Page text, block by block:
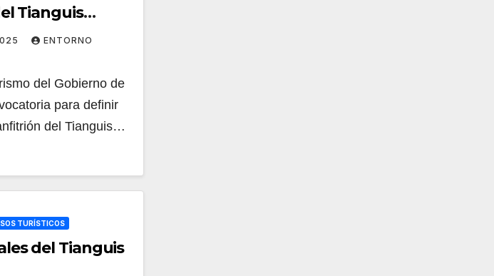
Tianguis
ENTORNO
del Gobierno de
para definir
del Tianguis…
TURÍSTICOS
del Tianguis